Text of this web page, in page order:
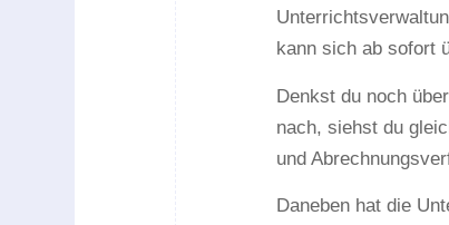
kann sich ab sofort
Denkst du noch
nach, siehst du
und
Daneben hat die